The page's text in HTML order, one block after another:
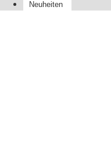
Neuheiten